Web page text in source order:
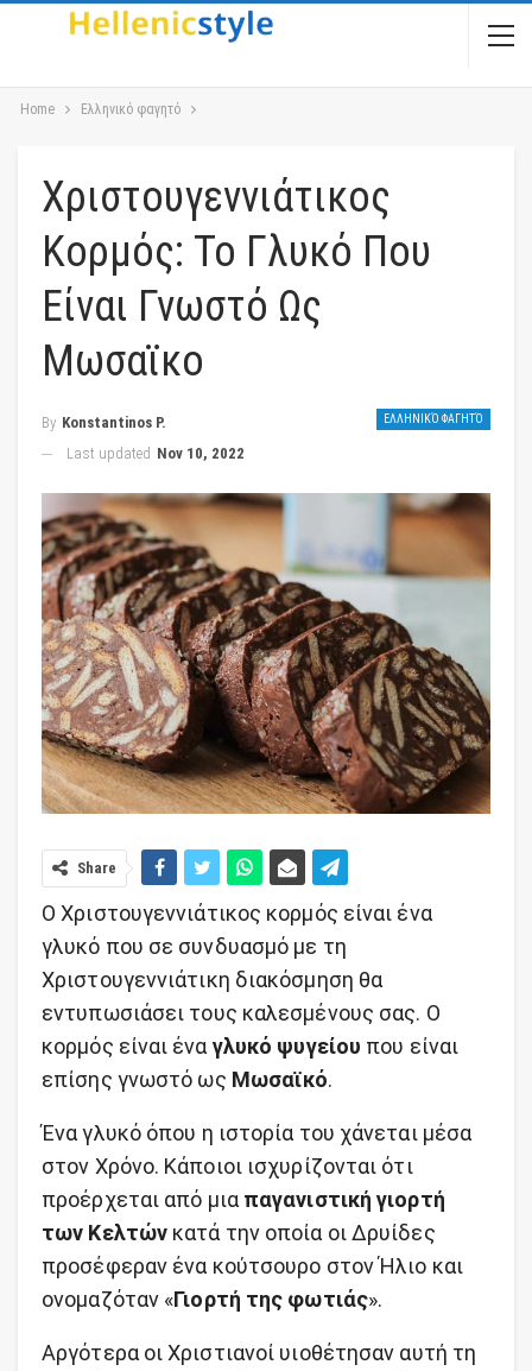
Home Ελληνικό φαγητό
Χριστουγεννιάτικος
Κορμός: Το Γλυκό Που
Είναι Γνωστό Ως
Μωσαϊκο
ΕΛΛΗΝΙΚΌ ΦΑΓΗΤΌ
By Konstantinos P.
Last updated Nov 10, 2022
Share
Ο Χριστουγεννιάτικος κορμός είναι ένα
γλυκό που σε συνδυασμό με τη
Χριστουγεννιάτικη διακόσμηση θα
εντυπωσιάσει τους καλεσμένους σας. Ο
κορμός είναι ένα γλυκό ψυγείου που είναι
επίσης γνωστό ως Μωσαϊκό.
Ένα γλυκό όπου η ιστορία του χάνεται μέσα
στον Χρόνο. Κάποιοι ισχυρίζονται ότι
προέρχεται από μια παγανιστική γιορτή
των Κελτών κατά την οποία οι Δρυίδες
προσέφεραν ένα κούτσουρο στον Ήλιο και
ονομαζόταν «Γιορτή της φωτιάς».
Αργότερα οι Χριστιανοί υιοθέτησαν αυτή τη